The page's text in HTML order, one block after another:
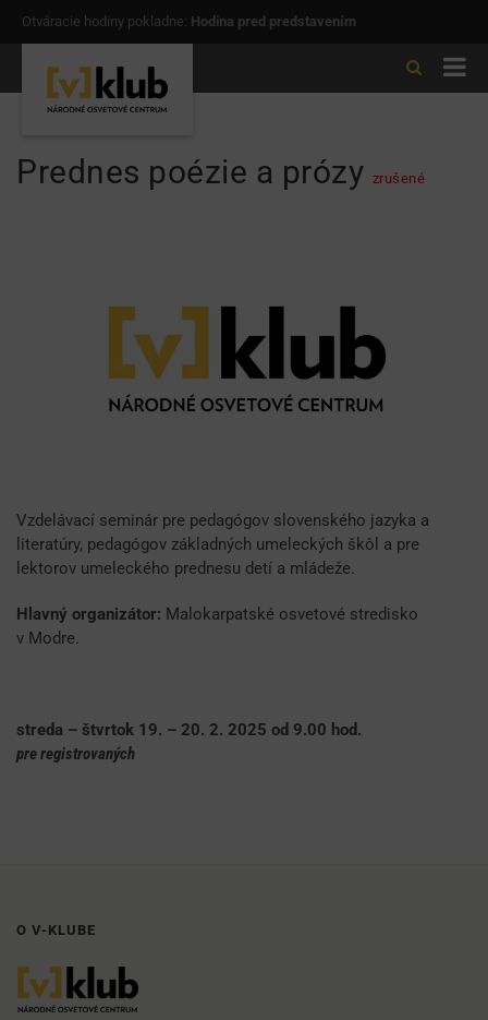
Otváracie hodiny pokladne: Hodina pred predstavením
Prednes poézie a prózy zrušené
Vzdelávací seminár pre pedagógov slovenského jazyka a
literatúry, pedagógov základných umeleckých škôl a pre
lektorov umeleckého prednesu detí a mládeže.
Hlavný organizátor: Malokarpatské osvetové stredisko
v Modre.
streda – štvrtok 19. – 20. 2. 2025 od 9.00 hod.
pre registrovaných
O V-KLUBE